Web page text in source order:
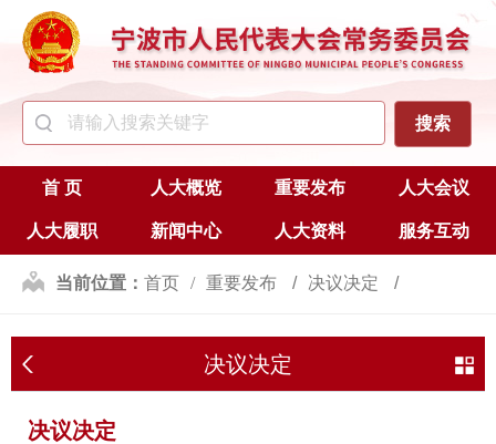
首 页 人大概览 重要发布 人大会议
人大履职 新闻中心 人大资料 服务互动
当前位置： 首页 重要发布 决议决定
决议决定
决议决定